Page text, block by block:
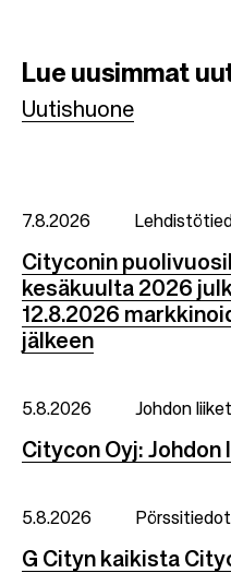
Lue uusimmat
Uutishuone
7.8.2026
Cityconin
kesäkuulta 2026
12.8.2026
jälkeen
5.8.2026 Johdon
Citycon Oyj:
5.8.2026
G Cityn kaikista